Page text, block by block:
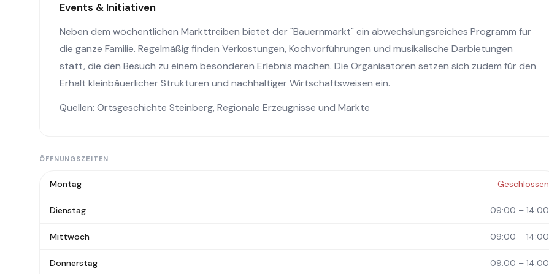
Events & Initiativen
Neben dem wöchentlichen Markttreiben bietet der "Bauernmarkt" ein abwechslungsreiches Programm für
die ganze Familie. Regelmäßig finden Verkostungen, Kochvorführungen und musikalische Darbietungen
statt, die den Besuch zu einem besonderen Erlebnis machen. Die Organisatoren setzen sich zudem für den
Erhalt kleinbäuerlicher Strukturen und nachhaltiger Wirtschaftsweisen ein.
Quellen: Ortsgeschichte Steinberg, Regionale Erzeugnisse und Märkte
ÖFFNUNGSZEITEN
Montag Geschlossen
Dienstag 09:00 – 14:00
Mittwoch 09:00 – 14:00
Donnerstag 09:00 – 14:00